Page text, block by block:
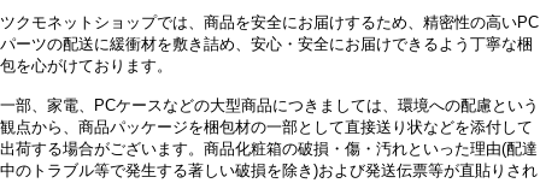
ツクモネットショップでは、商品を安全にお届けするため、精密性の高いPC
パーツの配送に緩衝材を敷き詰め、安心・安全にお届けできるよう丁寧な梱
包を心がけております。
一部、家電、PCケースなどの大型商品につきましては、環境への配慮という
観点から、商品パッケージを梱包材の一部として直接送り状などを添付して
出荷する場合がございます。商品化粧箱の破損・傷・汚れといった理由(配達
中のトラブル等で発生する著しい破損を除き)および発送伝票等が直貼りされ